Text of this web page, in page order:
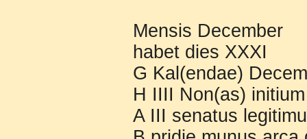
Mensis December
habet dies XXXI
G Kal(endae)
H IIII Non(as)
A III senatus